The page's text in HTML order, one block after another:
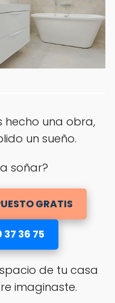
hecho una obra,
un sueño.
soñar?
GRATIS
37 36 75
de tu casa
imaginaste.